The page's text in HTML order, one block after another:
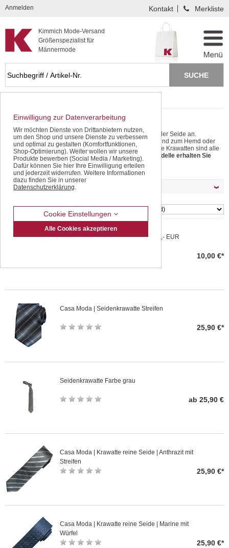
Kompletten Head der Seite überspringen
Kimmich Mode-Versand
Größenspezialist für
Männermode
Anmelden Kontakt Merkliste
Krawatten für Herren
Dezente Krawatten bieten wir Ihnen ausschließlich in edler Seide an.
Ergänzen Sie Ihre Auswahl. Tragen Sie Krawatten passend zum Hemd oder
probieren Sie auch mal eine gewagtere Kombination. Die Krawatten sind alle
mit einem speziellen Fleckenschutz ausgerüstet.Die Modelle erhalten Sie
auch extra-lang.
mehr lesen
Möchten Sie Ihre Auswahl filtern ?
Geschenk-Gutschein im Wert von 10,- EUR
10,00 €*
Casa Moda | Seidenkrawatte Streifen
25,90 €*
Seidenkrawatte Farbe grau
ab 25,90 €
Casa Moda | Krawatte reine Seide | Anthrazit mit
Streifen
25,90 €*
Casa Moda | Krawatte reine Seide | Marine mit
Würfel
25,90 €*
Einwilligung zur Datenverarbeitung
Wir möchten Dienste von Drittanbietern nutzen,
um den Shop und unsere Dienste zu verbessern
und optimal zu gestalten (Komfortfunktionen,
Shop-Optimierung). Weiter wollen wir unsere
Produkte bewerben (Social Media / Marketing).
Dafür können Sie hier Ihre Einwilligung erteilen
und jederzeit widerrufen. Weitere Informationen
dazu finden Sie in unserer
Datenschutzerklärung.
Cookie Einstellungen
Alle Cookies akzeptieren